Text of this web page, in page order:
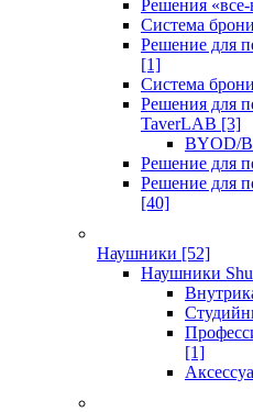
Решения
Система
Решение для
[1]
Система
Решения для
TaverLAB [3]
BYOD/
Решение для
Решение для
[40]
Наушники [52]
Наушники
[1]